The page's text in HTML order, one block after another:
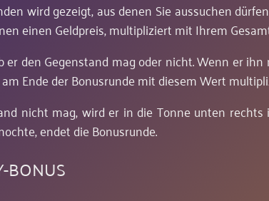
wird gezeigt, aus denen Sie aussuchen
einen Geldpreis, multipliziert mit Ihrem
er den Gegenstand mag oder nicht. Wenn er
Ende der Bonusrunde mit diesem Wert
nicht mag, wird er in die Tonne unten
endet die Bonusrunde.
BONUS